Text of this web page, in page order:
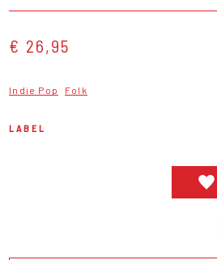
€ 26,95
Indie Pop Folk
LABEL